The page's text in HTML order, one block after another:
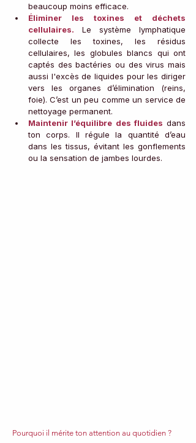
beaucoup moins efficace.
Éliminer les toxines et déchets
cellulaires. Le système lymphatique
collecte les toxines, les résidus
cellulaires, les globules blancs qui ont
captés des bactéries ou des virus mais
aussi l'excès de liquides pour les diriger
vers les organes d’élimination (reins,
foie). C’est un peu comme un service de
nettoyage permanent.
Maintenir l’équilibre des fluides dans
ton corps. Il régule la quantité d’eau
dans les tissus, évitant les gonflements
ou la sensation de jambes lourdes.
Pourquoi il mérite ton attention au quotidien ?